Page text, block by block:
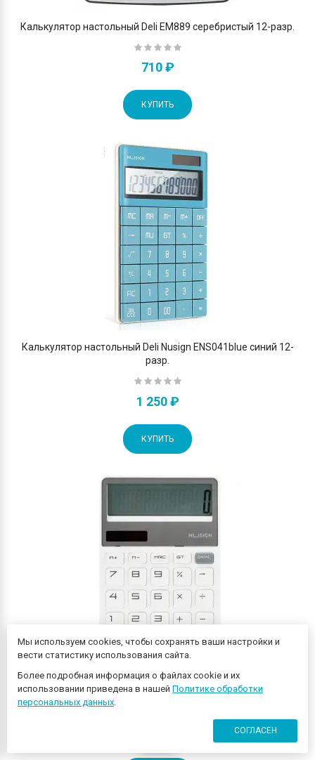
Калькулятор настольный Deli EM889 серебристый 12-разр.
710 ₽
КУПИТЬ
Калькулятор настольный Deli Nusign ENS041blue синий 12-
разр.
1 250 ₽
КУПИТЬ
Калькулятор настольный Deli Nusign ENS042WHITE белый
12-разр.
Мы используем cookies, чтобы сохранять ваши настройки и
вести статистику использования сайта.
Более подробная информация о файлах cookie и их
использовании приведена в нашей Политике обработки
персональных данных.
СОГЛАСЕН